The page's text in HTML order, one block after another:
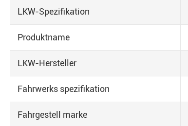
LKW-Spezifikation
Produktname
LKW-Hersteller
Fahrwerks spezifikation
Fahrgestell marke